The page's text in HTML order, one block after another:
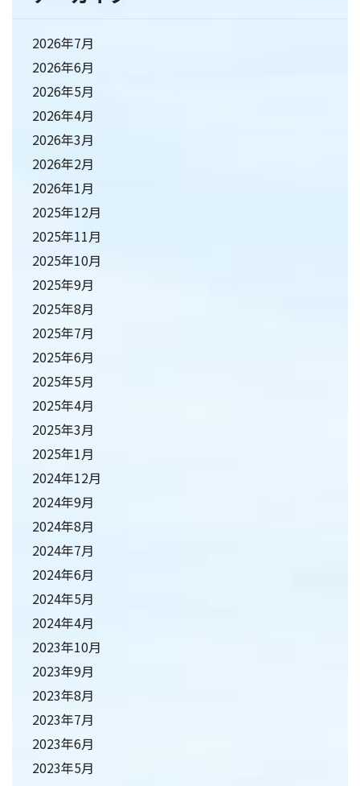
2026年7月
2026年6月
2026年5月
2026年4月
2026年3月
2026年2月
2026年1月
2025年12月
2025年11月
2025年10月
2025年9月
2025年8月
2025年7月
2025年6月
2025年5月
2025年4月
2025年3月
2025年1月
2024年12月
2024年9月
2024年8月
2024年7月
2024年6月
2024年5月
2024年4月
2023年10月
2023年9月
2023年8月
2023年7月
2023年6月
2023年5月